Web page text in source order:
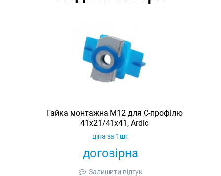
Гайка монтажна M12 для C-профілю
41х21/41х41, Ardic
договірна
ціна за 1шт
Залишити відгук